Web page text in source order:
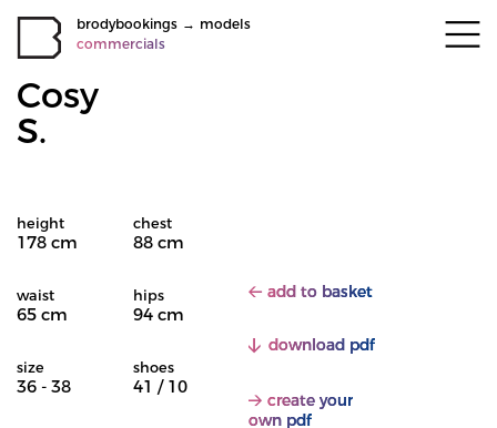
brodybookings → models
commercials
Cosy
S.
height
178 cm
chest
88 cm
waist
65 cm
hips
94 cm
size
36 - 38
shoes
41 / 10
add to basket
download pdf
create your
own pdf